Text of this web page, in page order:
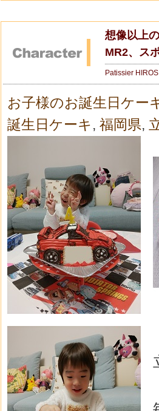
想像以上
MR2、ス
Patissier
お子様のお誕生日ケー
誕生日ケーキ , 福岡県,